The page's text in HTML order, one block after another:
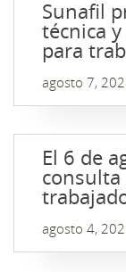
Sunafil
técnica
para
agosto 7,
El 6 de
consulta
agosto 4,